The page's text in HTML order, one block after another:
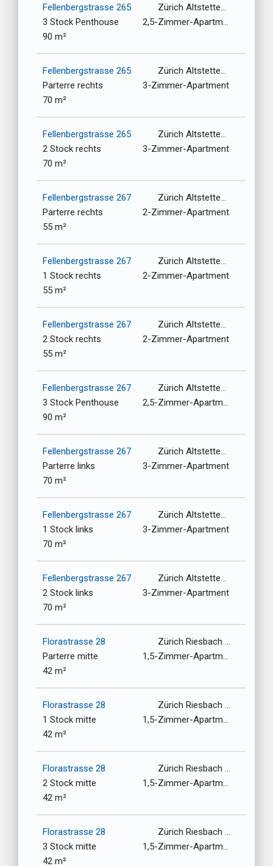
Fellenbergstrasse 265
Zürich Altstetten-Albisrieden / 8047
3 Stock Penthouse
2,5-Zimmer-Apartment
90 m²
Fellenbergstrasse 265
Zürich Altstetten-Albisrieden / 8047
Parterre rechts
3-Zimmer-Apartment
70 m²
Fellenbergstrasse 265
Zürich Altstetten-Albisrieden / 8047
2 Stock rechts
3-Zimmer-Apartment
70 m²
Fellenbergstrasse 267
Zürich Altstetten-Albisrieden / 8047
Parterre rechts
2-Zimmer-Apartment
55 m²
Fellenbergstrasse 267
Zürich Altstetten-Albisrieden / 8047
1 Stock rechts
2-Zimmer-Apartment
55 m²
Fellenbergstrasse 267
Zürich Altstetten-Albisrieden / 8047
2 Stock rechts
2-Zimmer-Apartment
55 m²
Fellenbergstrasse 267
Zürich Altstetten-Albisrieden / 8047
3 Stock Penthouse
2,5-Zimmer-Apartment
90 m²
Fellenbergstrasse 267
Zürich Altstetten-Albisrieden / 8047
Parterre links
3-Zimmer-Apartment
70 m²
Fellenbergstrasse 267
Zürich Altstetten-Albisrieden / 8047
1 Stock links
3-Zimmer-Apartment
70 m²
Fellenbergstrasse 267
Zürich Altstetten-Albisrieden / 8047
2 Stock links
3-Zimmer-Apartment
70 m²
Florastrasse 28
Zürich Riesbach / 8008
Parterre mitte
1,5-Zimmer-Apartment
42 m²
Florastrasse 28
Zürich Riesbach / 8008
1 Stock mitte
1,5-Zimmer-Apartment
42 m²
Florastrasse 28
Zürich Riesbach / 8008
2 Stock mitte
1,5-Zimmer-Apartment
42 m²
Florastrasse 28
Zürich Riesbach / 8008
3 Stock mitte
1,5-Zimmer-Apartment
42 m²